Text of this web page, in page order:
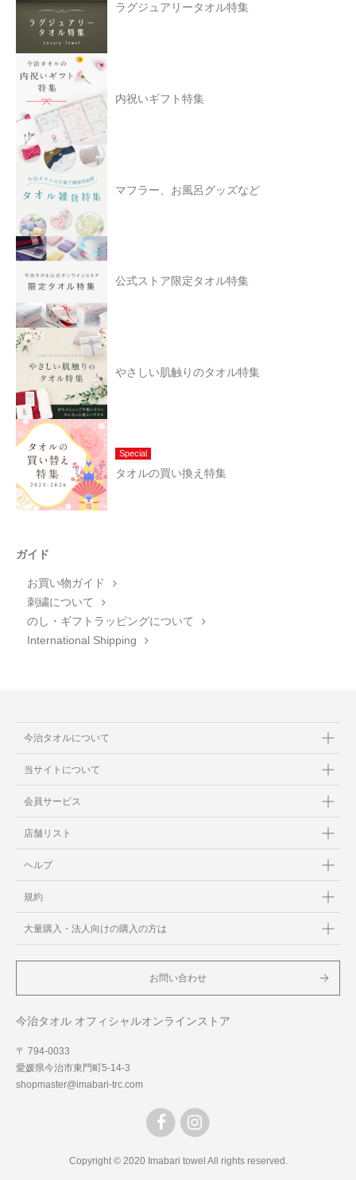
ラグジュアリータオル特集
内祝いギフト特集
マフラー、お風呂グッズなど
公式ストア限定タオル特集
やさしい肌触りのタオル特集
Special
タオルの買い換え特集
ガイド
お買い物ガイド
刺繍について
のし・ギフトラッピングについて
International Shipping
今治タオルについて
当サイトについて
会員サービス
店舗リスト
ヘルプ
規約
大量購入・法人向けの購入の方は
お問い合わせ
今治タオル オフィシャルオンラインストア
〒 794-0033
愛媛県今治市東門町5-14-3
shopmaster@imabari-trc.com
Copyright © 2020 Imabari towel All rights reserved.